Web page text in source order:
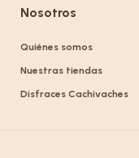
Nosotros
Quiénes somos
Nuestras tiendas
Disfraces Cachivaches